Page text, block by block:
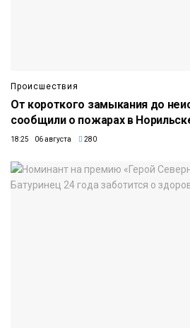
Происшествия
От короткого замыкания до
сообщили о пожарах в
18:25 06 августа 280